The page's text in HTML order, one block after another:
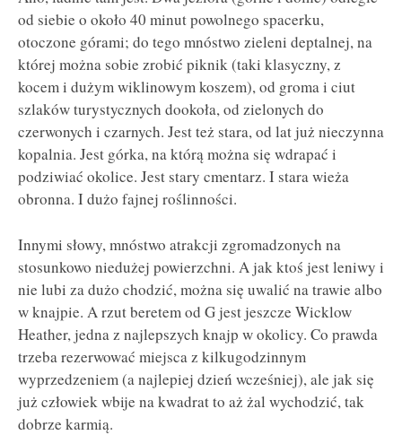
od siebie o około 40 minut powolnego spacerku,
otoczone górami; do tego mnóstwo zieleni deptalnej, na
której można sobie zrobić piknik (taki klasyczny, z
kocem i dużym wiklinowym koszem), od groma i ciut
szlaków turystycznych dookoła, od zielonych do
czerwonych i czarnych. Jest też stara, od lat już nieczynna
kopalnia. Jest górka, na którą można się wdrapać i
podziwiać okolice. Jest stary cmentarz. I stara wieża
obronna. I dużo fajnej roślinności.
Innymi słowy, mnóstwo atrakcji zgromadzonych na
stosunkowo niedużej powierzchni. A jak ktoś jest leniwy i
nie lubi za dużo chodzić, można się uwalić na trawie albo
w knajpie. A rzut beretem od G jest jeszcze Wicklow
Heather, jedna z najlepszych knajp w okolicy. Co prawda
trzeba rezerwować miejsca z kilkugodzinnym
wyprzedzeniem (a najlepiej dzień wcześniej), ale jak się
już człowiek wbije na kwadrat to aż żal wychodzić, tak
dobrze karmią.